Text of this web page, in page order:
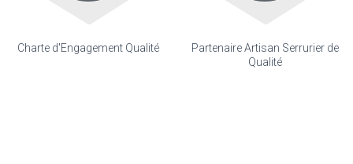
Charte d'Engagement Qualité
Partenaire Artisan Serrurier de
Qualité